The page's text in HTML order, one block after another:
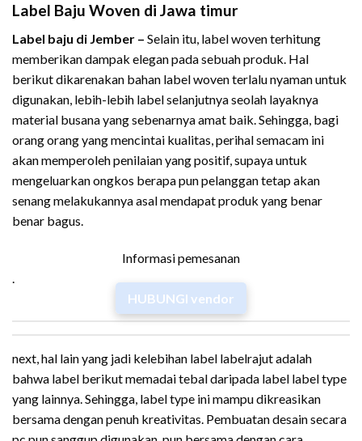
Label Baju Woven di Jawa timur
Label baju di Jember – Selain itu, label woven terhitung
memberikan dampak elegan pada sebuah produk. Hal
berikut dikarenakan bahan label woven terlalu nyaman untuk
digunakan, lebih-lebih label selanjutnya seolah layaknya
material busana yang sebenarnya amat baik. Sehingga, bagi
orang orang yang mencintai kualitas, perihal semacam ini
akan memperoleh penilaian yang positif, supaya untuk
mengeluarkan ongkos berapa pun pelanggan tetap akan
senang melakukannya asal mendapat produk yang benar
benar bagus.
Informasi pemesanan
HUBUNGI vendor
next, hal lain yang jadi kelebihan label labelrajut adalah
bahwa label berikut memadai tebal daripada label label type
yang lainnya. Sehingga, label type ini mampu dikreasikan
bersama dengan penuh kreativitas. Pembuatan desain secara